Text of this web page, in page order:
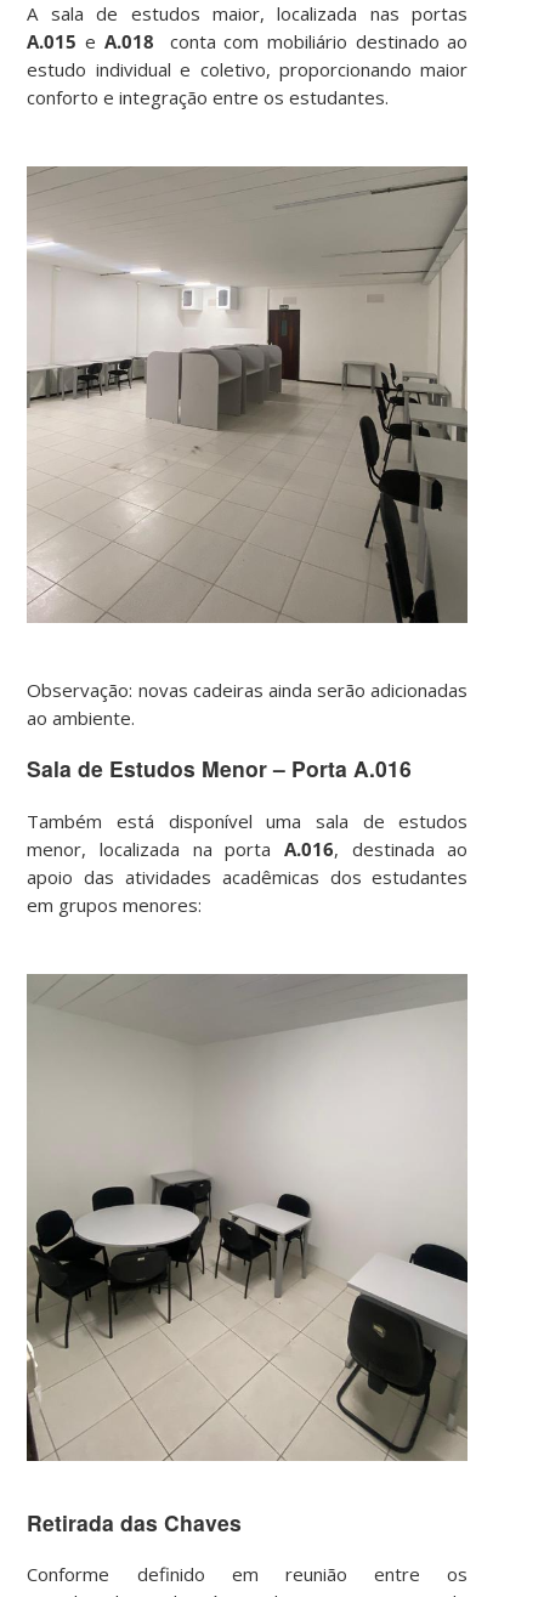
A sala de estudos maior, localizada nas portas
A.015 e A.018
conta com mobiliário destinado ao
estudo individual e coletivo, proporcionando maior
conforto e integração entre os estudantes.
Observação: novas cadeiras ainda serão adicionadas
ao ambiente.
Sala de Estudos Menor – Porta A.016
Também está disponível uma sala de estudos
menor, localizada na porta A.016, destinada ao
apoio das atividades acadêmicas dos estudantes
em grupos menores:
Retirada das Chaves
Conforme definido em reunião entre os